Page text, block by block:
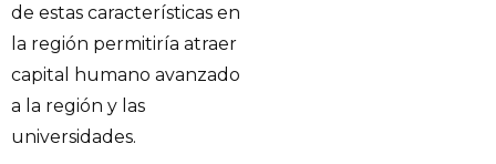
de estas características en
la región permitiría atraer
capital humano avanzado
a la región y las
universidades.